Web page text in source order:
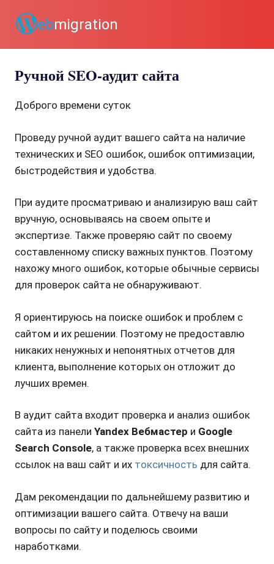
перейти
содержимому
ebmigration
Ручной SEO-аудит сайта
Доброго времени суток
Проведу ручной аудит вашего сайта на наличие
технических и SEO ошибок, ошибок оптимизации,
быстродействия и удобства.
При аудите просматриваю и анализирую ваш сайт
вручную, основываясь на своем опыте и
экспертизе. Также проверяю сайт по своему
составленному списку важных пунктов. Поэтому
нахожу много ошибок, которые обычные сервисы
для проверок сайта не обнаруживают.
Я ориентируюсь на поиске ошибок и проблем с
сайтом и их решении. Поэтому не предоставлю
никаких ненужных и непонятных отчетов для
клиента, выполнение которых он отложит до
лучших времен.
В аудит сайта входит проверка и анализ ошибок
сайта из панели Yandex Вебмастер и Google
Search Console, а также проверка всех внешних
ссылок на ваш сайт и их токсичность для сайта.
Дам рекомендации по дальнейшему развитию и
оптимизации вашего сайта. Отвечу на ваши
вопросы по сайту и поделюсь своими
наработками.